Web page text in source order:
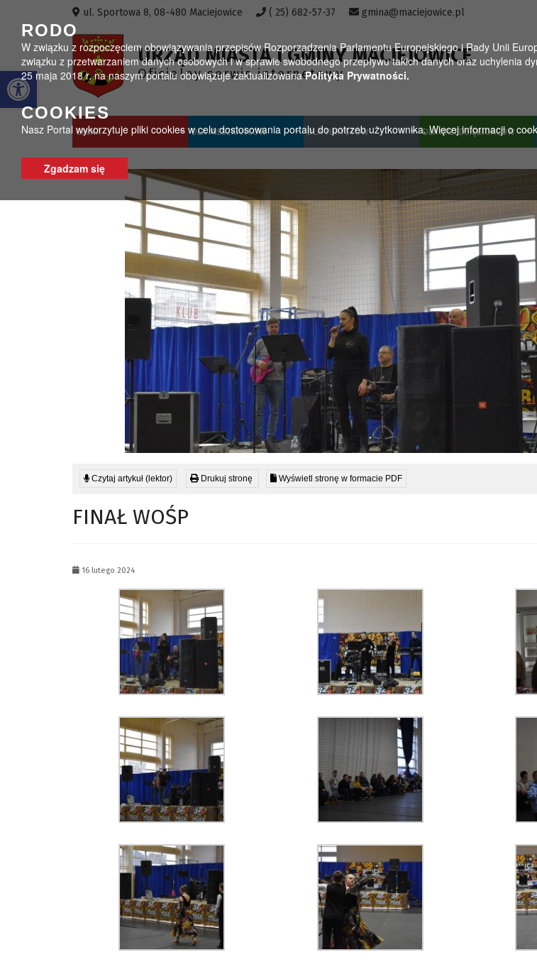
Otwórz pasek narzędzi
RODO
W związku z rozpoczęciem obowiązywania przepisów Rozporządzenia Parlamentu Europejskiego i Rady Unii
związku z przetwarzaniem danych osobowych i w sprawie swobodnego przepływu takich danych oraz uchylenia
25 maja 2018 r. na naszym portalu obowiązuje zaktualizowanaPolityka Prywatności.
COOKIES
Nasz Portal wykorzytuje pliki cookies w celu dostosowania portalu do potrzeb użytkownika. Więcej informacji o
Zgadzam się
ul. Sportowa 8, 08-480 Maciejowice ( 25) 682-57-37 gmina@maciejowice.pl
URZĄD MIASTA I GMINY MACIEJOWICE
Oficjalny serwis internetowy
GMINA DLA MIESZKAŃCÓW DLA TURYSTÓW DLA PRZEDSIĘBIORCÓW
Czytaj artykuł (lektor) Drukuj stronę Wyświetl stronę w formacie PDF
FINAŁ WOŚP
16 lutego 2024